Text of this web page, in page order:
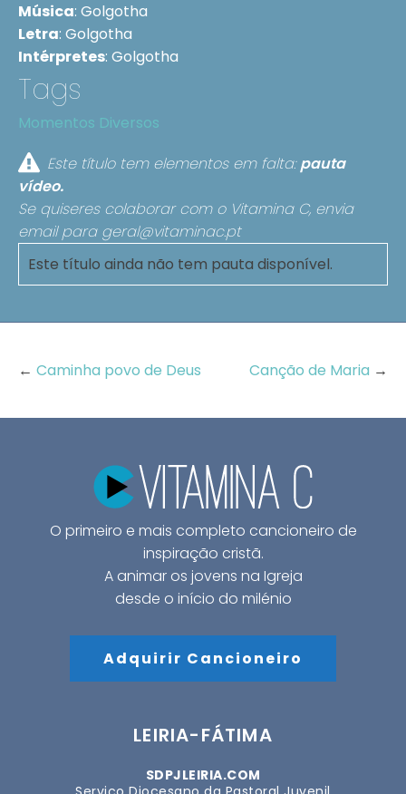
Música: Golgotha
Letra: Golgotha
Intérpretes: Golgotha
Tags
Momentos Diversos
Este título tem elementos em falta:pauta
vídeo.
Se quiseres colaborar com o Vitamina C, envia
email para geral@vitaminac.pt
Este título ainda não tem pauta disponível.
← Caminha povo de Deus Canção de Maria →
O primeiro e mais completo cancioneiro de
inspiração cristã.
A animar os jovens na Igreja
desde o início do milénio
Adquirir Cancioneiro
LEIRIA-FÁTIMA
SDPJLEIRIA.COM